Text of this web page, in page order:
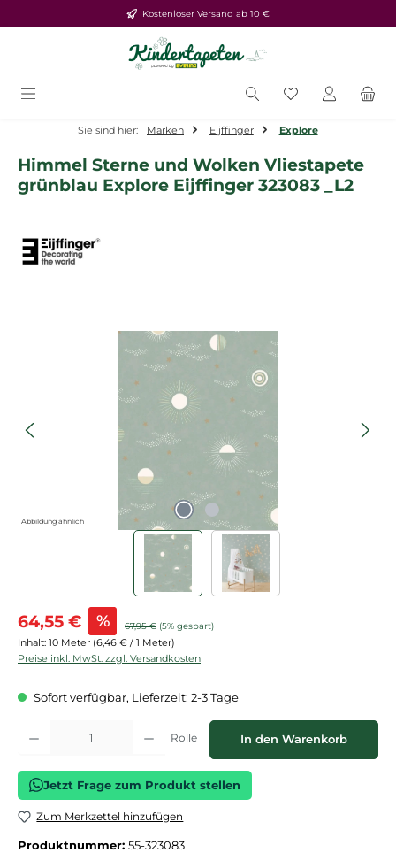
Zum Hauptinhalt springenKostenloser Versand ab 10 €
Du hast 0
Sie sind hier: Marken Eijffinger Explore
Himmel Sterne und Wolken Vliestapete
grünblau Explore Eijffinger 323083 _L2
Bildergalerie überspringen
Abbildung ähnlich
Verkaufspreis:
64,55 € % Regulärer Preis:
67,95 € (5% gespart)
Inhalt: 10 Meter (6,46 € / 1 Meter)
Preise inkl. MwSt. zzgl. Versandkosten
Sofort verfügbar, Lieferzeit: 2-3 Tage
Produkt Anzahl: Gib den gewünschten Wert ein oder benutze die
Rolle In den Warenkorb
Jetzt Frage zum Produkt stellen
Zum Merkzettel hinzufügen
Produktnummer: 55-323083